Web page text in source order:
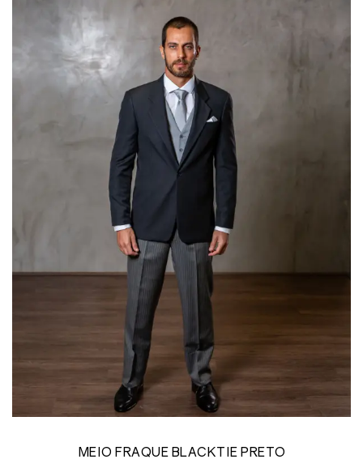
MEIO FRAQUE BLACKTIE PRETO